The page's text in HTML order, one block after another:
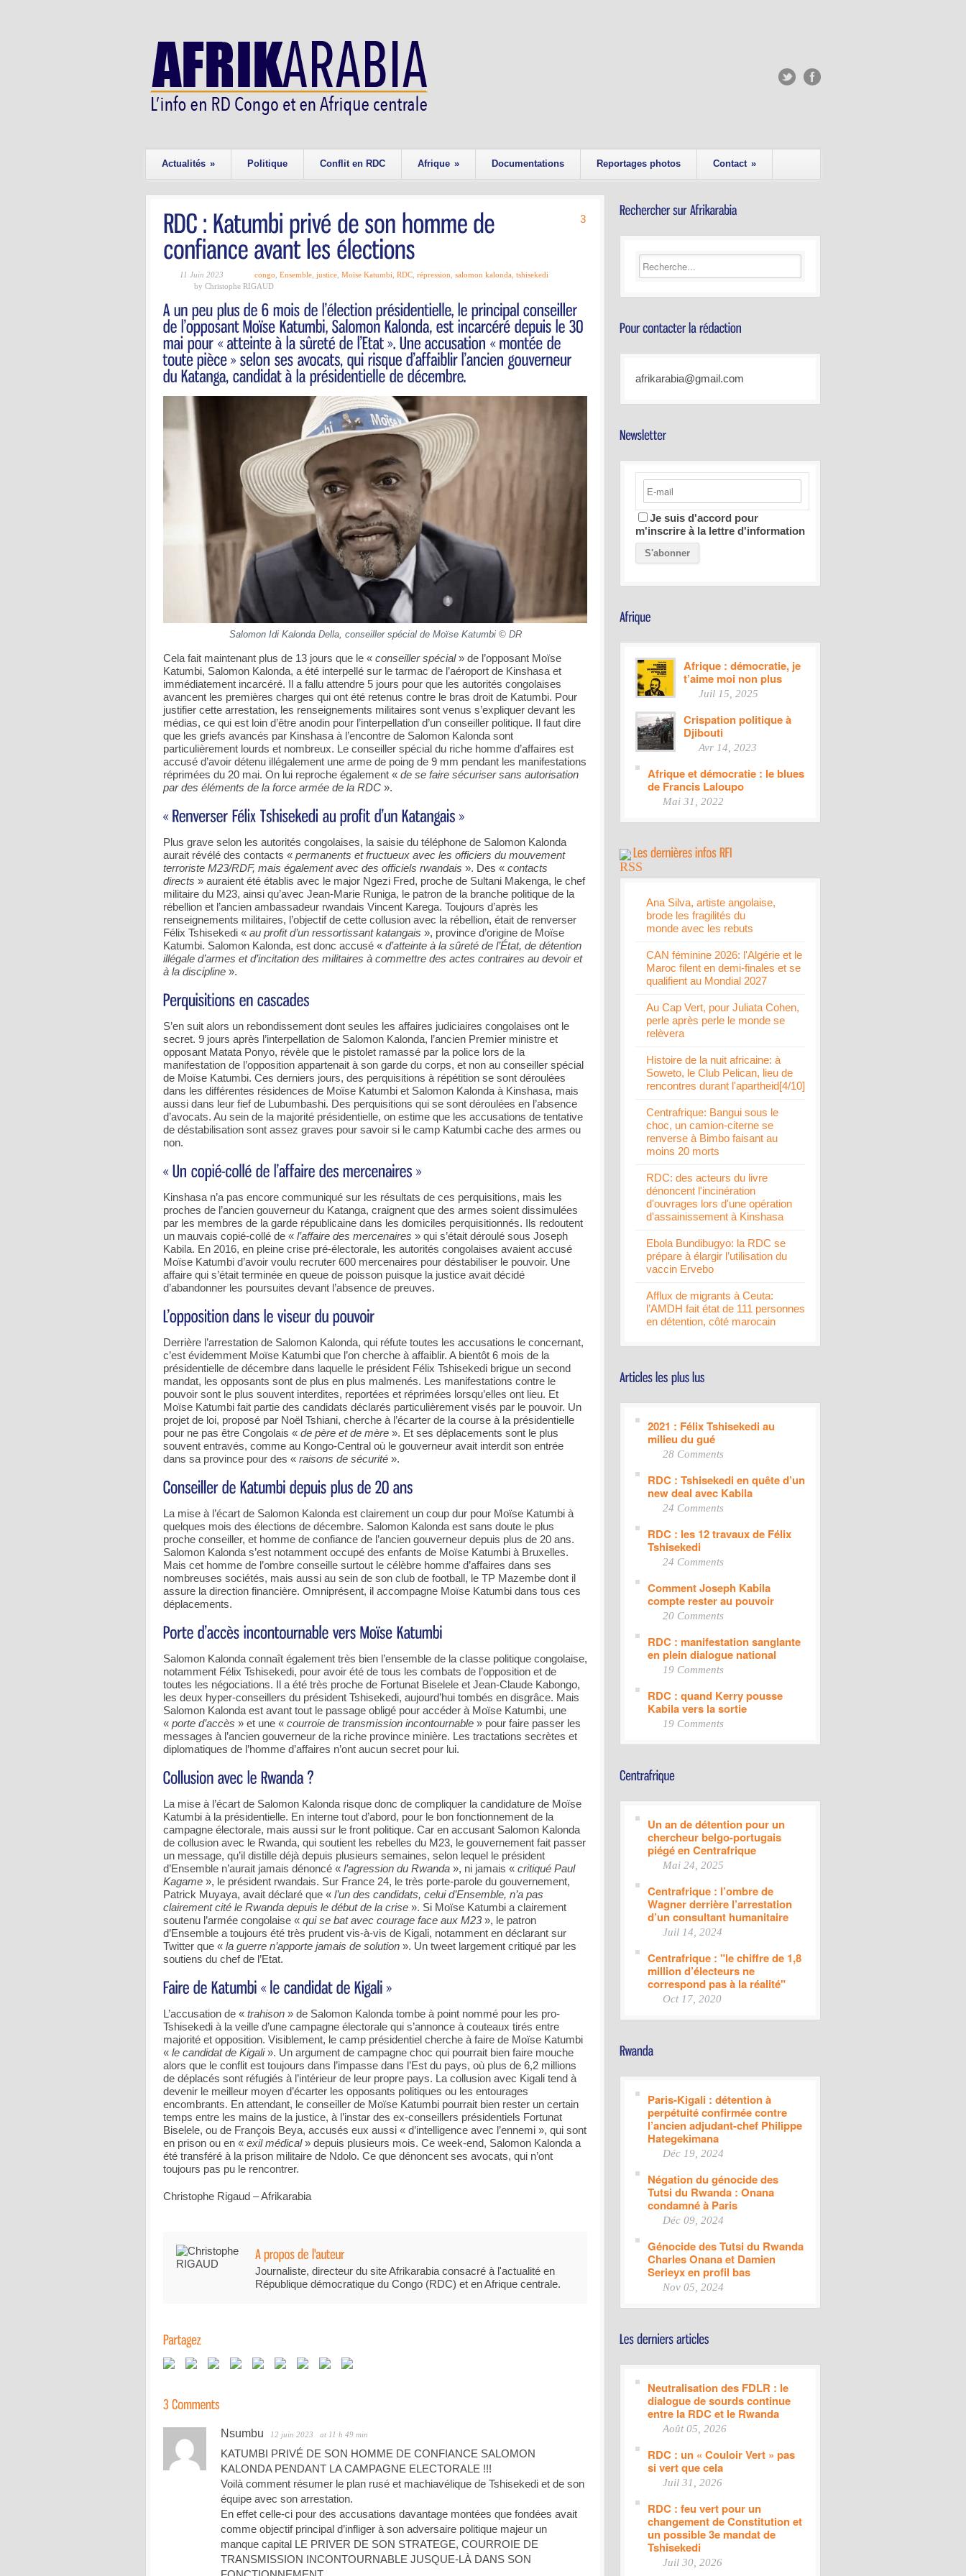
Actualités » Politique Conflit en RDC Afrique » Documentations Reportages photos Contact »
3
11 Juin 2023 congo Ensemble justice Moïse Katumbi RDC répression salomon kalonda tshisekedi
by Christophe RIGAUD
Salomon Idi Kalonda Della, conseiller spécial de Moïse Katumbi © DR
Cela fait maintenant plus de 13 jours que le « conseiller spécial» de l’opposant Moïse
Katumbi, Salomon Kalonda, a été interpellé sur le tarmac de l’aéroport de Kinshasa et
immédiatement incarcéré. Il a fallu attendre 5 jours pour que les autorités congolaises
avancent les premières charges qui ont été retenus contre le bras droit de Katumbi. Pour
justifier cette arrestation, les renseignements militaires sont venus s’expliquer devant les
médias, ce qui est loin d’être anodin pour l’interpellation d’un conseiller politique. Il faut dire
que les griefs avancés par Kinshasa à l’encontre de Salomon Kalonda sont
particulièrement lourds et nombreux. Le conseiller spécial du riche homme d’affaires est
accusé d’avoir détenu illégalement une arme de poing de 9 mm pendant les manifestations
réprimées du 20 mai. On lui reproche également « de se faire sécuriser sans autorisation
par des éléments de la force armée de la RDC ».
Plus grave selon les autorités congolaises, la saisie du téléphone de Salomon Kalonda
aurait révélé des contacts « permanents et fructueux avec les officiers du mouvement
terroriste M23/RDF, mais également avec des officiels rwandais ». Des « contacts
directs » auraient été établis avec le major Ngezi Fred, proche de Sultani Makenga, le chef
militaire du M23, ainsi qu’avec Jean-Marie Runiga, le patron de la branche politique de la
rébellion et l’ancien ambassadeur rwandais Vincent Karega. Toujours d’après les
renseignements militaires, l’objectif de cette collusion avec la rébellion, était de renverser
Félix Tshisekedi « au profit d’un ressortissant katangais », province d’origine de Moïse
Katumbi. Salomon Kalonda, est donc accusé « d’atteinte à la sûreté de l’État, de détention
illégale d’armes et d’incitation des militaires à commettre des actes contraires au devoir et
à la discipline ».
S’en suit alors un rebondissement dont seules les affaires judiciaires congolaises ont le
secret. 9 jours après l’interpellation de Salomon Kalonda, l’ancien Premier ministre et
opposant Matata Ponyo, révèle que le pistolet ramassé par la police lors de la
manifestation de l’opposition appartenait à son garde du corps, et non au conseiller spécial
de Moïse Katumbi. Ces derniers jours, des perquisitions à répétition se sont déroulées
dans les différentes résidences de Moïse Katumbi et Salomon Kalonda à Kinshasa, mais
aussi dans leur fief de Lubumbashi. Des perquisitions qui se sont déroulées en l’absence
d’avocats. Au sein de la majorité présidentielle, on estime que les accusations de tentative
de déstabilisation sont assez graves pour savoir si le camp Katumbi cache des armes ou
non.
Kinshasa n’a pas encore communiqué sur les résultats de ces perquisitions, mais les
proches de l’ancien gouverneur du Katanga, craignent que des armes soient dissimulées
par les membres de la garde républicaine dans les domiciles perquisitionnés. Ils redoutent
un mauvais copié-collé de « l’affaire des mercenaires » qui s’était déroulé sous Joseph
Kabila. En 2016, en pleine crise pré-électorale, les autorités congolaises avaient accusé
Moïse Katumbi d’avoir voulu recruter 600 mercenaires pour déstabiliser le pouvoir. Une
affaire qui s’était terminée en queue de poisson puisque la justice avait décidé
d’abandonner les poursuites devant l’absence de preuves.
Derrière l’arrestation de Salomon Kalonda, qui réfute toutes les accusations le concernant,
c’est évidemment Moïse Katumbi que l’on cherche à affaiblir. A bientôt 6 mois de la
présidentielle de décembre dans laquelle le président Félix Tshisekedi brigue un second
mandat, les opposants sont de plus en plus malmenés. Les manifestations contre le
pouvoir sont le plus souvent interdites, reportées et réprimées lorsqu’elles ont lieu. Et
Moïse Katumbi fait partie des candidats déclarés particulièrement visés par le pouvoir. Un
projet de loi, proposé par Noël Tshiani, cherche à l’écarter de la course à la présidentielle
pour ne pas être Congolais « de père et de mère ». Et ses déplacements sont le plus
souvent entravés, comme au Kongo-Central où le gouverneur avait interdit son entrée
dans sa province pour des « raisons de sécurité ».
La mise à l’écart de Salomon Kalonda est clairement un coup dur pour Moïse Katumbi à
quelques mois des élections de décembre. Salomon Kalonda est sans doute le plus
proche conseiller, et homme de confiance de l’ancien gouverneur depuis plus de 20 ans.
Salomon Kalonda s’est notamment occupé des enfants de Moïse Katumbi à Bruxelles.
Mais cet homme de l’ombre conseille surtout le célèbre homme d’affaires dans ses
nombreuses sociétés, mais aussi au sein de son club de football, le TP Mazembe dont il
assure la direction financière. Omniprésent, il accompagne Moïse Katumbi dans tous ces
déplacements.
Salomon Kalonda connaît également très bien l’ensemble de la classe politique congolaise,
notamment Félix Tshisekedi, pour avoir été de tous les combats de l’opposition et de
toutes les négociations. Il a été très proche de Fortunat Biselele et Jean-Claude Kabongo,
les deux hyper-conseillers du président Tshisekedi, aujourd’hui tombés en disgrâce. Mais
Salomon Kalonda est avant tout le passage obligé pour accéder à Moïse Katumbi, une
« porte d’accès » et une « courroie de transmission incontournable » pour faire passer les
messages à l’ancien gouverneur de la riche province minière. Les tractations secrètes et
diplomatiques de l’homme d’affaires n’ont aucun secret pour lui.
La mise à l’écart de Salomon Kalonda risque donc de compliquer la candidature de Moïse
Katumbi à la présidentielle. En interne tout d’abord, pour le bon fonctionnement de la
campagne électorale, mais aussi sur le front politique. Car en accusant Salomon Kalonda
de collusion avec le Rwanda, qui soutient les rebelles du M23, le gouvernement fait passer
un message, qu’il distille déjà depuis plusieurs semaines, selon lequel le président
d’Ensemble n’aurait jamais dénoncé « l’agression du Rwanda », ni jamais « critiqué Paul
Kagame », le président rwandais. Sur France 24, le très porte-parole du gouvernement,
Patrick Muyaya, avait déclaré que « l’un des candidats, celui d’Ensemble, n’a pas
clairement cité le Rwanda depuis le début de la crise ». Si Moïse Katumbi a clairement
soutenu l’armée congolaise « qui se bat avec courage face aux M23», le patron
d’Ensemble a toujours été très prudent vis-à-vis de Kigali, notamment en déclarant sur
Twitter que « la guerre n’apporte jamais de solution ». Un tweet largement critiqué par les
soutiens du chef de l’Etat.
L’accusation de « trahison » de Salomon Kalonda tombe à point nommé pour les pro-
Tshisekedi à la veille d’une campagne électorale qui s’annonce à couteaux tirés entre
majorité et opposition. Visiblement, le camp présidentiel cherche à faire de Moïse Katumbi
« le candidat de Kigali». Un argument de campagne choc qui pourrait bien faire mouche
alors que le conflit est toujours dans l’impasse dans l’Est du pays, où plus de 6,2 millions
de déplacés sont réfugiés à l’intérieur de leur propre pays. La collusion avec Kigali tend à
devenir le meilleur moyen d’écarter les opposants politiques ou les entourages
encombrants. En attendant, le conseiller de Moïse Katumbi pourrait bien rester un certain
temps entre les mains de la justice, à l’instar des ex-conseillers présidentiels Fortunat
Biselele, ou de François Beya, accusés eux aussi « d’intelligence avec l’ennemi », qui sont
en prison ou en « exil médical» depuis plusieurs mois. Ce week-end, Salomon Kalonda a
été transféré à la prison militaire de Ndolo. Ce que dénoncent ses avocats, qui n’ont
toujours pas pu le rencontrer.
Christophe Rigaud – Afrikarabia
Journaliste, directeur du site Afrikarabia consacré à l'actualité en
République démocratique du Congo (RDC) et en Afrique centrale.
Nsumbu 12 juin 2023 at 11 h 49 min
KATUMBI PRIVÉ DE SON HOMME DE CONFIANCE SALOMON
KALONDA PENDANT LA CAMPAGNE ELECTORALE !!!
Voilà comment résumer le plan rusé et machiavélique de Tshisekedi et de son
équipe avec son arrestation.
En effet celle-ci pour des accusations davantage montées que fondées avait
comme objectif principal d’infliger à son adversaire politique majeur un
manque capital LE PRIVER DE SON STRATEGE, COURROIE DE
TRANSMISSION INCONTOURNABLE JUSQUE-LÀ DANS SON
afrikarabia@gmail.com
Je suis d'accord pour
m'inscrire à la lettre d'information
Afrique : démocratie, je
t’aime moi non plus
Juil 15, 2025
Crispation politique à
Djibouti
Avr 14, 2023
Afrique et démocratie : le blues
de Francis Laloupo
Mai 31, 2022
Ana Silva, artiste angolaise,
brode les fragilités du
monde avec les rebuts
CAN féminine 2026: l'Algérie et le
Maroc filent en demi-finales et se
qualifient au Mondial 2027
Au Cap Vert, pour Juliata Cohen,
perle après perle le monde se
relèvera
Histoire de la nuit africaine: à
Soweto, le Club Pelican, lieu de
rencontres durant l'apartheid[4/10]
Centrafrique: Bangui sous le
choc, un camion-citerne se
renverse à Bimbo faisant au
moins 20 morts
RDC: des acteurs du livre
dénoncent l'incinération
d'ouvrages lors d'une opération
d'assainissement à Kinshasa
Ebola Bundibugyo: la RDC se
prépare à élargir l’utilisation du
vaccin Ervebo
Afflux de migrants à Ceuta:
l’AMDH fait état de 111 personnes
en détention, côté marocain
2021 : Félix Tshisekedi au
milieu du gué
28 Comments
RDC : Tshisekedi en quête d’un
new deal avec Kabila
24 Comments
RDC : les 12 travaux de Félix
Tshisekedi
24 Comments
Comment Joseph Kabila
compte rester au pouvoir
20 Comments
RDC : manifestation sanglante
en plein dialogue national
19 Comments
RDC : quand Kerry pousse
Kabila vers la sortie
19 Comments
Un an de détention pour un
chercheur belgo-portugais
piégé en Centrafrique
Mai 24, 2025
Centrafrique : l’ombre de
Wagner derrière l’arrestation
d’un consultant humanitaire
Juil 14, 2024
Centrafrique : "le chiffre de 1,8
million d’électeurs ne
correspond pas à la réalité"
Oct 17, 2020
Paris-Kigali : détention à
perpétuité confirmée contre
l’ancien adjudant-chef Philippe
Hategekimana
Déc 19, 2024
Négation du génocide des
Tutsi du Rwanda : Onana
condamné à Paris
Déc 09, 2024
Génocide des Tutsi du Rwanda
Charles Onana et Damien
Serieyx en profil bas
Nov 05, 2024
Neutralisation des FDLR : le
dialogue de sourds continue
entre la RDC et le Rwanda
Août 05, 2026
RDC : un « Couloir Vert » pas
si vert que cela
Juil 31, 2026
RDC : feu vert pour un
changement de Constitution et
un possible 3e mandat de
Tshisekedi
Juil 30, 2026